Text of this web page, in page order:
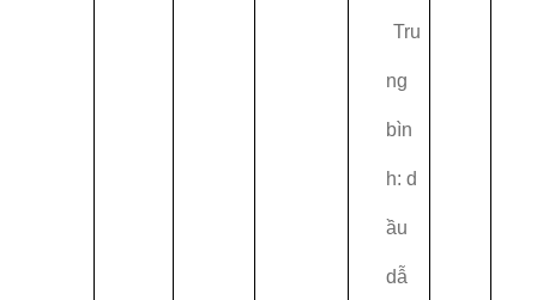
Tru
ng
bìn
h: d
ầu
dẫ